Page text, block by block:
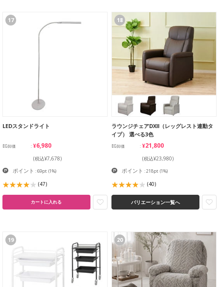
17
LEDスタンドライト
EG卸価 ¥6,980
(税込¥7,678)
ポイント : 69pt (1%)
(47)
カートに入れる
18
ラウンジチェアDXⅡ（レッグレスト連動タ
イプ） 選べる3色
EG卸価 ¥21,800
(税込¥23,980)
ポイント : 218pt (1%)
(40)
バリエーション一覧へ
19 20